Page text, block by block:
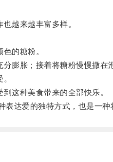
越来越丰富多样。
的糖粉。
胀；接着将糖粉慢慢撒在
这种美食带来的全部快乐。
爱的独特方式，也是一种